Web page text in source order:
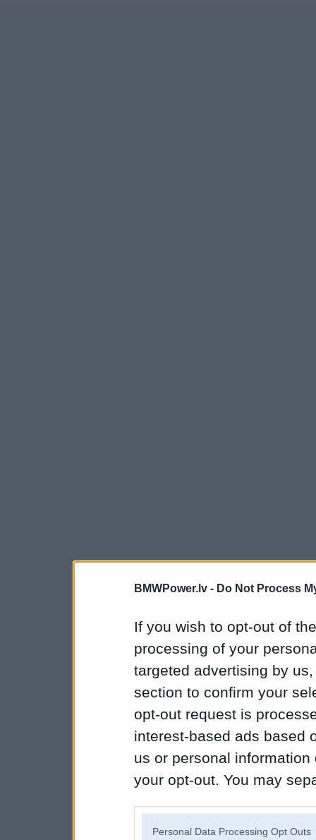
BMWPower.lv - Do Not Process
If you wish to opt-out of
processing of your
targeted advertising by
section to confirm your
opt-out request is
interest-based ads based
us or personal
your opt-out. You may
Personal Data Processing Opt Outs